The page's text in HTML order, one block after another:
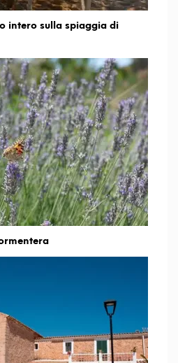
intero sulla spiaggia di